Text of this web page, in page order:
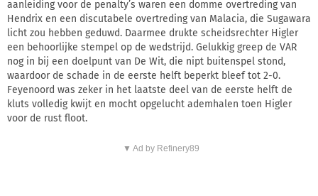
aanleiding voor de penalty’s waren een domme overtreding van
Hendrix en een discutabele overtreding van Malacia, die Sugawara
licht zou hebben geduwd. Daarmee drukte scheidsrechter Higler
een behoorlijke stempel op de wedstrijd. Gelukkig greep de VAR
nog in bij een doelpunt van De Wit, die nipt buitenspel stond,
waardoor de schade in de eerste helft beperkt bleef tot 2-0.
Feyenoord was zeker in het laatste deel van de eerste helft de
kluts volledig kwijt en mocht opgelucht ademhalen toen Higler
voor de rust floot.
▼ Ad by Refinery89